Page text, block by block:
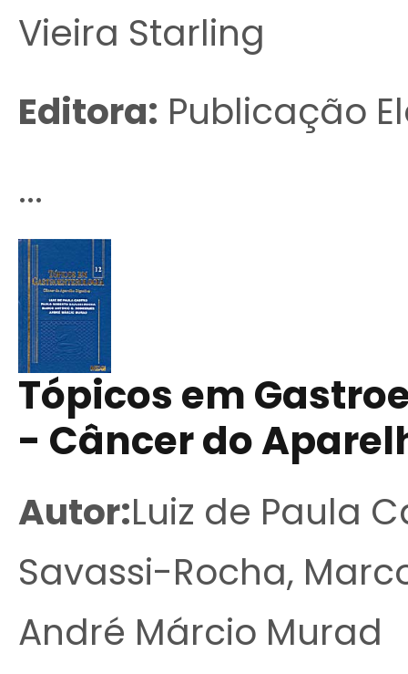
Vieira Starling
Editora: Publicação
...
Tópicos em
- Câncer do
Autor:Luiz de Paula
Savassi-Rocha,
André Márcio Murad